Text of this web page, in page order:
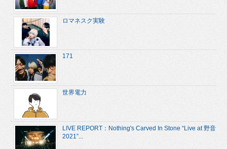
ロマネスク実験
171
世界電力
LIVE REPORT：Nothing's Carved In Stone “Live at 野音
2021”...